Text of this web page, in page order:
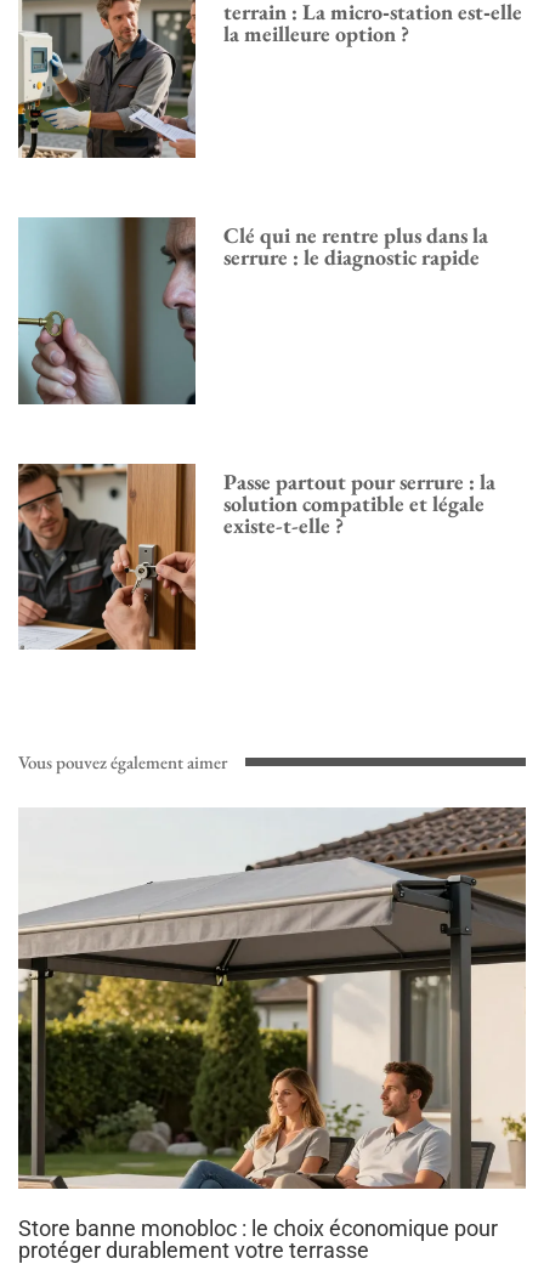
terrain : La micro‑station est‑elle
la meilleure option ?
Clé qui ne rentre plus dans la
serrure : le diagnostic rapide
Passe partout pour serrure : la
solution compatible et légale
existe-t-elle ?
Vous pouvez également aimer
Store banne monobloc : le choix économique pour
protéger durablement votre terrasse